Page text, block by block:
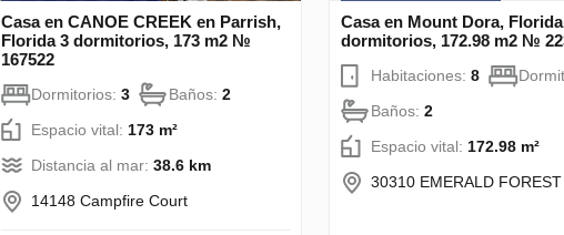
Casa en CANOE CREEK en Parrish,
Florida 3 dormitorios, 173 m2 №
167522
Dormitorios: 3 Baños: 2
Espacio vital: 173 m²
Distancia al mar: 38.6 km
14148 Campfire Court
Casa en Mount Dora,
dormitorios, 172.98 m2 №
Habitaciones: 8
Baños: 2
Espacio vital: 172.98 m²
30310 EMERALD